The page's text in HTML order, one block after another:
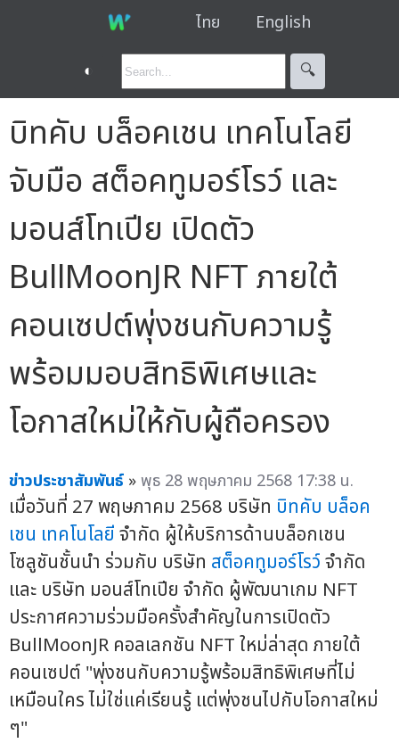
ไทย English
◐ 🔍︎
บิทคับ บล็อคเชน เทคโนโลยี
จับมือ สต็อคทูมอร์โรว์ และ
มอนส์โทเปีย เปิดตัว
BullMoonJR NFT ภายใต้
คอนเซปต์พุ่งชนกับความรู้
พร้อมมอบสิทธิพิเศษและ
โอกาสใหม่ให้กับผู้ถือครอง
ข่าวประชาสัมพันธ์ »พุธ 28 พฤษภาคม 2568 17:38 น.
เมื่อวันที่ 27 พฤษภาคม 2568 บริษัท บิทคับ บล็อค
เชน เทคโนโลยีจำกัด ผู้ให้บริการด้านบล็อกเชน
โซลูชันชั้นนำ ร่วมกับ บริษัท สต็อคทูมอร์โรว์จำกัด
และ บริษัท มอนส์โทเปีย จำกัด ผู้พัฒนาเกม NFT
ประกาศความร่วมมือครั้งสำคัญในการเปิดตัว
BullMoonJR คอลเลกชัน NFT ใหม่ล่าสุด ภายใต้
คอนเซปต์ "พุ่งชนกับความรู้พร้อมสิทธิพิเศษที่ไม่
เหมือนใคร ไม่ใช่แค่เรียนรู้ แต่พุ่งชนไปกับโอกาสใหม่
ๆ"